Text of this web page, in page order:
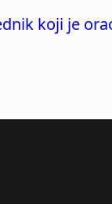
koji je